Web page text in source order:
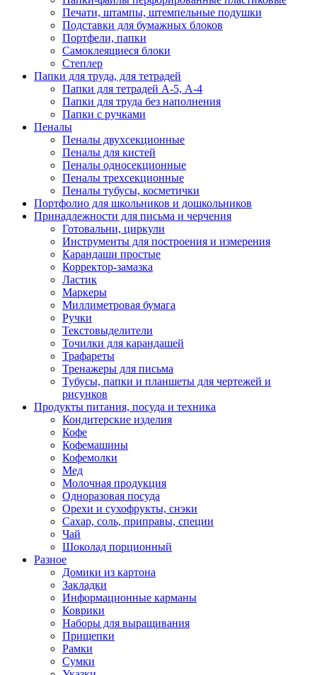
Печати, штампы, штемпельные подушки
Подставки для бумажных блоков
Портфели, папки
Самоклеящиеся блоки
Степлер
Папки для труда, для тетрадей
Папки для тетрадей А-5, А-4
Папки для труда без наполнения
Папки с ручками
Пеналы
Пеналы двухсекционные
Пеналы для кистей
Пеналы односекционные
Пеналы трехсекционные
Пеналы тубусы, косметички
Портфолио для школьников и дошкольников
Принадлежности для письма и черчения
Готовальни, циркули
Инструменты для построения и измерения
Карандаши простые
Корректор-замазка
Ластик
Маркеры
Миллиметровая бумага
Ручки
Текстовыделители
Точилки для карандашей
Трафареты
Тренажеры для письма
Тубусы, папки и планшеты для чертежей и
рисунков
Продукты питания, посуда и техника
Кондитерские изделия
Кофе
Кофемашины
Кофемолки
Мед
Молочная продукция
Одноразовая посуда
Орехи и сухофрукты, снэки
Сахар, соль, приправы, специи
Чай
Шоколад порционный
Разное
Домики из картона
Закладки
Информационные карманы
Коврики
Наборы для выращивания
Прищепки
Рамки
Сумки